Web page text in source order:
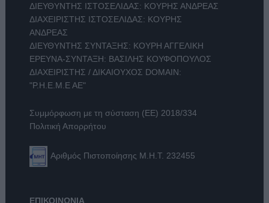
ΔΙΕΥΘΥΝΤΗΣ ΙΣΤΟΣΕΛΙΔΑΣ: ΚΟΥΡΗΣ ΑΝΔΡΕΑΣ
ΔΙΑΧΕΙΡΙΣΤΗΣ ΙΣΤΟΣΕΛΙΔΑΣ: ΚΟΥΡΗΣ
ΑΝΔΡΕΑΣ
ΔΙΕΥΘΥΝΤΗΣ ΣΥΝΤΑΞΗΣ: ΚΟΥΡΗ ΑΓΓΕΛΙΚΗ
ΕΡΕΥΝΑ-ΣΥΝΤΑΞΗ: ΒΑΣΙΛΗΣ ΚΟΥΦΟΠΟΥΛΟΣ
ΔΙΑΧΕΙΡΙΣΤΗΣ / ΔΙΚΑΙΟΥΧΟΣ DOMAIN:
"Ρ.Η.Ε.Μ.Ε ΑΕ"
Συμμόρφωση με τη σύσταση (ΕΕ) 2018/334
Πολιτική Απορρήτου
Αριθμός Πιστοποίησης Μ.Η.Τ. 232455
ΕΠΙΚΟΙΝΩΝΙΑ